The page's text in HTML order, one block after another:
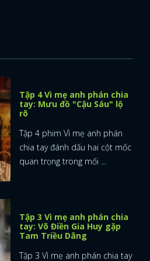
Tập 4 Vì mẹ anh phán chia
tay: Mưu đồ "Cậu Sáu" lộ
rõ
Tập 4 phim Vì mẹ anh phán
chia tay đánh dấu hai cột mốc
quan trọng trong mối ...
Tập 3 Vì mẹ anh phán chia
tay: Võ Điền Gia Huy gặp
Tam Triều Dâng
Tập 3 Vì mẹ anh phán chia tay